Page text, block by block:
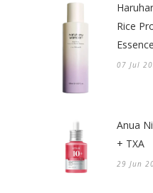
Rice
Essence
07 Jul
Anua
+ TXA
29 Jun